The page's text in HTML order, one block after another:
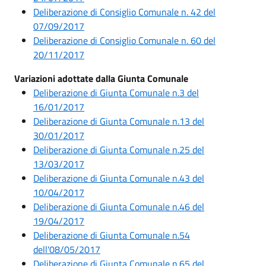
Deliberazione di Consiglio Comunale n. 42 del
07/09/2017
Deliberazione di Consiglio Comunale n. 60 del
20/11/2017
Variazioni adottate dalla Giunta Comunale
Deliberazione di Giunta Comunale n.3 del
16/01/2017
Deliberazione di Giunta Comunale n.13 del
30/01/2017
Deliberazione di Giunta Comunale n.25 del
13/03/2017
Deliberazione di Giunta Comunale n.43 del
10/04/2017
Deliberazione di Giunta Comunale n.46 del
19/04/2017
Deliberazione di Giunta Comunale n.54
dell'08/05/2017